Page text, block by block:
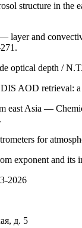
structure in
layer and
optical depth /
AOD
east Asia —
for
exponent
2026
д. 5